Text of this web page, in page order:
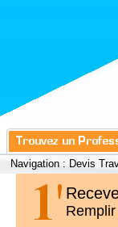
Navigation : Devis